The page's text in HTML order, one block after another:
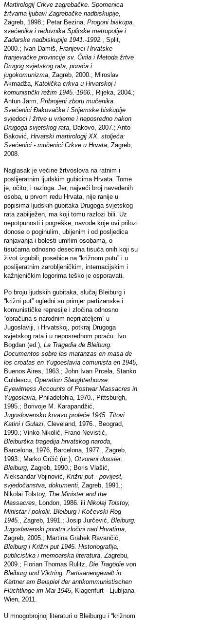
Martirologij Crkve zagrebačke. Spomenica
žrtvama ljubavi Zagrebačke nadbiskupije
Zagreb, 1998.; Petar Bezina, Progoni biskupa,
svećenika i redovnika Splitske metropolije i
Zadarske nadbiskupije 1941.-1992.
, Split,
2000.; Ivan Damiš, Franjevci Hrvatske
franjevačke provincije sv. Ćirila i Metoda žrtve
Drugog svjetskog rata, poraća i
jugokomunizma , Zagreb, 2000.; Miroslav
Akmadža, Katolička crkva u Hrvatskoj i
komunistički režim 1945.-1966.
, Rijeka, 2004.;
Antun Jarm, Pribrojeni zboru mučenika.
Svećenici Đakovačke i Srijemske biskupije
svjedoci i žrtve u vrijeme i neposredno nakon
Drugoga svjetskog rata , Đakovo, 2007.; Anto
Baković, Hrvatski martirologij XX. stoljeća:
Svećenici - mučenici Crkve u Hrvata , Zagreb,
2008.
Naglasak je većine žrtvoslova na ratnim i
poslijeratnim ljudskim gubicima Hrvata. Tome
je, očito, i razloga. Jer, najveći broj navedenih
osoba, u prvom redu Hrvata, nije ranije u
popisima ljudskih gubitaka Drugoga svjetskog
rata zabilježen, ma koji tomu razlozi bili. Uz
nepotpunosti i pogreške, navode koje ovi prilozi
donose o poginulim, ubijenim i od posljedica
ranjavanja i bolesti umrlim osobama, o
tisućama odnosno desecima tisuća onih koji su
život izgubili, posebice na “križnom putu” i u
poslijeratnim zarobljeničkim, internacijskim i
kažnjeničkim logorima teško je osporavati.
Po broju ljudskih gubitaka, slučaj Bleiburg i
“križni put” ogledni su primjer partizanske i
komunističke represije i zločina odnosno
“obračuna s narodnim neprijateljem” u
Jugoslaviji, i Hrvatskoj, potkraj Drugoga
svjetskog rata i u neposrednom poraću. Ivo
Bogdan (ed.), La Tragedia de Bleiburg
Documentos sobre las matanzas en masa de
los croatas en Yugoeslavia comunista en 1945,
Buenos Aires, 1963.; John Ivan Prcela, Stanko
Guldescu, Operation Slaughterhouse.
Eyewitness Accounts of Postwar Massacres in
Yugoslavia , Philadelphia, 1970., Pittsburgh,
1995.; Borivoje M. Karapandžić,
Jugoslovensko krvavo proleće 1945. Titovi
Katini i Gulazi , Cleveland, 1976., Beograd,
1990.; Vinko Nikolić, Frano Nevistić,
Bleiburška tragedija hrvatskog naroda
Barcelona, 1976, Barcelona, 1977., Zagreb,
1993.; Marko Grčić (ur.), Otvoreni dossier:
Bleiburg , Zagreb, 1990.; Boris Vlašić,
Aleksandar Vojinović, Križni put - povijest,
svjedočanstva, dokumenti , Zagreb, 1991.;
Nikolai Tolstoy, The Minister and the
Massacres , London, 1986. ili Nikolaj Tolstoy,
Ministar i pokolji. Bleiburg i Kočevski Rog
1945.
, Zagreb, 1991.; Josip Jurčević, Bleiburg.
Jugoslavenski poratni zločini nad Hrvatima
Zagreb, 2005.; Martina Grahek Ravančić,
Bleiburg i Križni put 1945. Historiografija,
publicistika i memoarska literatura , Zagrebu,
2009.; Florian Thomas Rulitz, Die Tragödie von
Bleiburg und Viktring. Partisanengewalt in
Kärtner am Beispiel der antikommunistischen
Flüchtlinge im Mai 1945, Klagenfurt - Ljubljana -
Wien, 2011.
U mnogobrojnoj literaturi o Bleiburgu i “križnom